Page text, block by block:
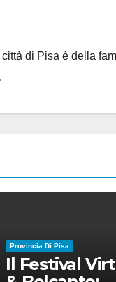
di Pisa è della
Provincia Di Pisa
Il Festival